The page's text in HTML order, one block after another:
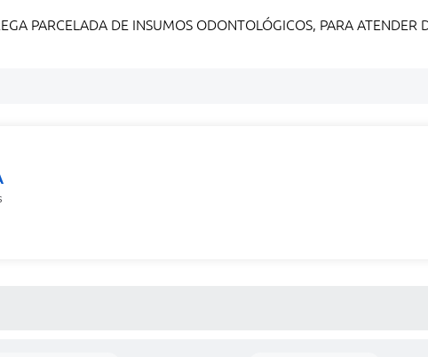
PARCELADA DE INSUMOS ODONTOLÓGICOS, PARA ATENDER